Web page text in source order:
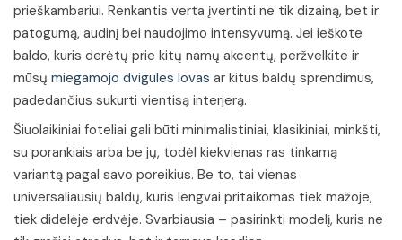
prieškambariui. Renkantis verta įvertinti ne tik dizainą, bet ir
patogumą, audinį bei naudojimo intensyvumą. Jei ieškote
baldo, kuris derėtų prie kitų namų akcentų, peržvelkite ir
mūsų miegamojo dvigules lovas ar kitus baldų sprendimus,
padedančius sukurti vientisą interjerą.
Šiuolaikiniai foteliai gali būti minimalistiniai, klasikiniai, minkšti,
su porankiais arba be jų, todėl kiekvienas ras tinkamą
variantą pagal savo poreikius. Be to, tai vienas
universaliausių baldų, kuris lengvai pritaikomas tiek mažoje,
tiek didelėje erdvėje. Svarbiausia – pasirinkti modelį, kuris ne